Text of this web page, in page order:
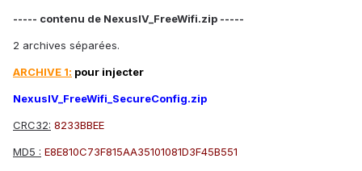
----- contenu de NexusIV_FreeWifi.zip -----
2 archives séparées.
ARCHIVE 1: pour injecter
NexusIV_FreeWifi_SecureConfig.zip
CRC32: 8233BBEE
MD5 : E8E810C73F815AA35101081D3F45B551